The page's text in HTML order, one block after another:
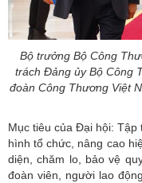
Bộ trưởng Bộ Công
trách Đảng ủy Bộ Công
đoàn Công Thương Việt
Mục tiêu của Đại hội: Tập
hình tổ chức, nâng cao
diện, chăm lo, bảo vệ
đoàn viên , người lao